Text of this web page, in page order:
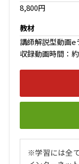
8,800円
教材
講師解説型動画
収録動画時間：
※学習には全